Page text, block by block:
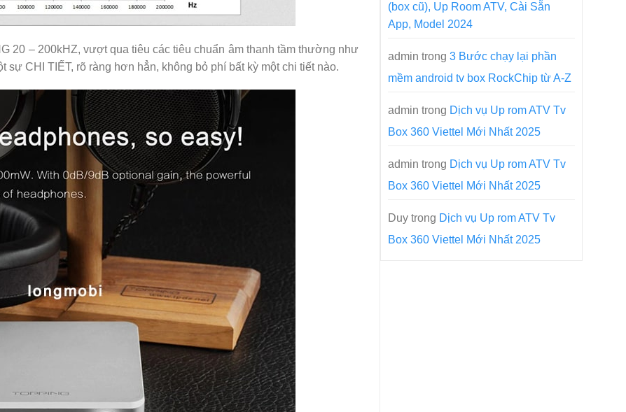
20 – 200kHZ, vượt qua tiêu các tiêu chuẩn âm thanh tầm thường như
sự CHI TIẾT, rõ ràng hơn hẳn, không bỏ phí bất kỳ một chi tiết nào.
(box cũ), Up Room ATV, Cài Sẵn
App, Model 2024
admin trong 3 Bước chạy lại phần
mềm android tv box RockChip từ A-Z
admin trong Dịch vụ Up rom ATV Tv
Box 360 Viettel Mới Nhất 2025
admin trong Dịch vụ Up rom ATV Tv
Box 360 Viettel Mới Nhất 2025
Duy trong Dịch vụ Up rom ATV Tv
Box 360 Viettel Mới Nhất 2025